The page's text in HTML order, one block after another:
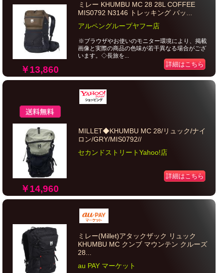
￥13,860
ミレー KHUMBU MC 28 28L COFFEE
MIS0792 N3146 トレッキング バッ...
アルペングループヤフー店
※ブラウザやお使いのモニター環境により、掲載
画像と実際の商品の色味が若干異なる場合がござ
います。◇長旅を...
詳細はこちら
￥14,960
MILLET◆KHUMBU MC 28/リュック/ナイ
ロン/GRY/MIS0792//
セカンドストリートYahoo!店
詳細はこちら
ミレー(Millet)アタックザック リュック
KHUMBU MC クンブ マウンテン クルーズ
28...
au PAY マーケット